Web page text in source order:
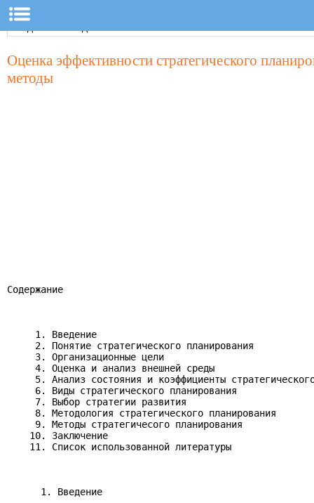
Оценка эффективности стратегического
методы
Содержание
     1. Введение
     2. Понятие стратегического планирования
     3. Организационные цели
     4. Оценка и анализ внешней среды
5. Анализ состояния и коэффициенты
     6. Виды стратегического планирования
     7. Выбор стратегии развития
     8. Методология стратегического планирования
     9. Методы стратегичесого планирования
    10. Заключение
    11. Список использованной литературы
      1. Bвeдeниe